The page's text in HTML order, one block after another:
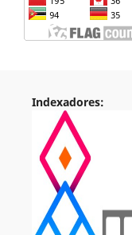
Indexadores: